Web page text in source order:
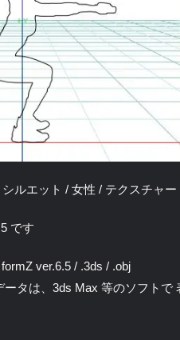
ルエット / 女性 / テクスチャー
です
ver.6.5 / .3ds / .obj
タは、3ds Max 等のソフトで